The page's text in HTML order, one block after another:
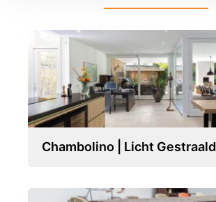
Chambolino | Licht Gestraald